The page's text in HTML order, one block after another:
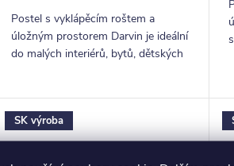
Postel s vyklápěcím roštem a
úložným prostorem Darvin je ideální
do malých interiérů, bytů, dětských
SK výroba